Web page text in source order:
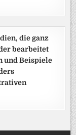
die ganz
bearbeitet
und Beispiele